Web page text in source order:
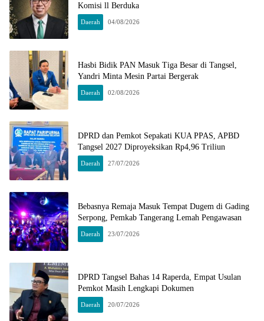
Komisi ll Berduka
Daerah 04/08/2026
Hasbi Bidik PAN Masuk Tiga Besar di Tangsel,
Yandri Minta Mesin Partai Bergerak
Daerah 02/08/2026
DPRD dan Pemkot Sepakati KUA PPAS, APBD
Tangsel 2027 Diproyeksikan Rp4,96 Triliun
Daerah 27/07/2026
Bebasnya Remaja Masuk Tempat Dugem di Gading
Serpong, Pemkab Tangerang Lemah Pengawasan
Daerah 23/07/2026
DPRD Tangsel Bahas 14 Raperda, Empat Usulan
Pemkot Masih Lengkapi Dokumen
Daerah 20/07/2026